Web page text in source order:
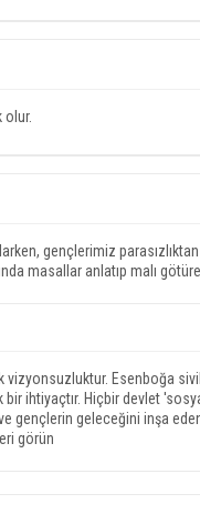
olur.
gençlerimiz
masallar anlatıp malı
Esenboğa
ihtiyaçtır. Hiçbir devlet
gençlerin geleceğini inşa
görün